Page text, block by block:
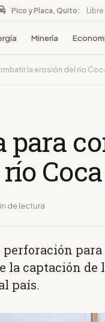
Pico y Placa, Quito:
Minería
la erosión del río
para
de lectura
perforación
la captación
país.